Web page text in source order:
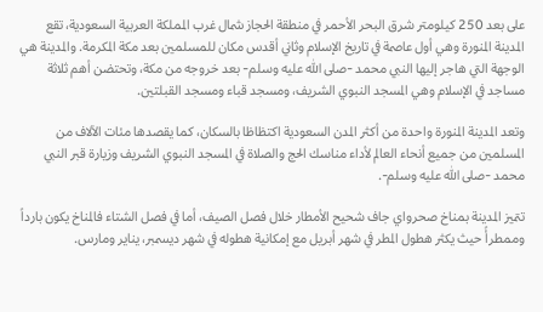
على بعد 250 كيلومتر شرق البحر الأحمر في منطقة الحجاز شمال غرب المملكة العربية السعودية، تقع
المدينة المنورة وهي أول عاصمة في تاريخ الإسلام وثاني أقدس مكان للمسلمين بعد مكة المكرمة. والمدينة هي
الوجهة التي هاجر إليها النبي محمد -صلى الله عليه وسلم- بعد خروجه من مكة، وتحتضن أهم ثلاثة
مساجد في الإسلام وهي المسجد النبوي الشريف، ومسجد قباء ومسجد القبلتين.
وتعد المدينة المنورة واحدة من أكثر المدن السعودية اكتظاظا بالسكان، كما يقصدها مئات الآلاف من
المسلمين من جميع أنحاء العالم لأداء مناسك الحج والصلاة في المسجد النبوي الشريف وزيارة قبر النبي
محمد -صلى الله عليه وسلم-.
تتميز المدينة بمناخ صحرواي جاف شحيح الأمطار خلال فصل الصيف، أما في فصل الشتاء فالمناخ يكون بارداً
وممطرأً حيث يكثر هطول المطر في شهر أبريل مع إمكانية هطوله في شهر ديسمبر، يناير ومارس.